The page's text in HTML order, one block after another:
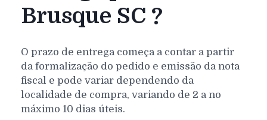
Brusque SC ?
O prazo de entrega começa a contar a partir
da formalização do pedido e emissão da nota
fiscal e pode variar dependendo da
localidade de compra, variando de 2 a no
máximo 10 dias úteis.